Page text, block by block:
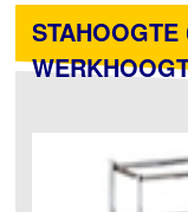
STAHOOGTE